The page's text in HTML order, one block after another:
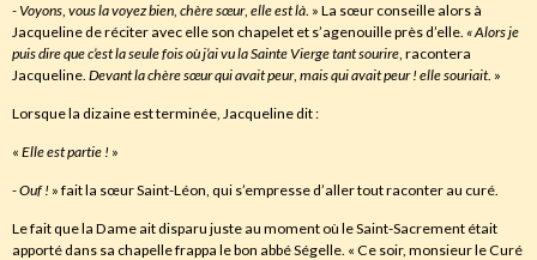
- Voyons, vous la voyez bien, chère sœur, elle est là. » La sœur conseille alors à
Jacqueline de réciter avec elle son chapelet et s’agenouille près d’elle. « Alors je
puis dire que c’est la seule fois où j’ai vu la Sainte Vierge tant sourire, racontera
Jacqueline. Devant la chère sœur qui avait peur, mais qui avait peur ! elle souriait. »
Lorsque la dizaine est terminée, Jacqueline dit :
« Elle est partie ! »
- Ouf ! » fait la sœur Saint-Léon, qui s’empresse d’aller tout raconter au curé.
Le fait que la Dame ait disparu juste au moment où le Saint-Sacrement était
apporté dans sa chapelle frappa le bon abbé Ségelle. « Ce soir, monsieur le Curé